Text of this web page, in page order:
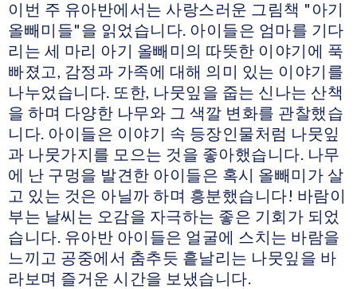
이번 주 유아반에서는 사랑스러운 그림책 "아기
올빼미들"을 읽었습니다. 아이들은 엄마를 기다
리는 세 마리 아기 올빼미의 따뜻한 이야기에 푹
빠졌고, 감정과 가족에 대해 의미 있는 이야기를
나누었습니다. 또한, 나뭇잎을 줍는 신나는 산책
을 하며 다양한 나무와 그 색깔 변화를 관찰했습
니다. 아이들은 이야기 속 등장인물처럼 나뭇잎
과 나뭇가지를 모으는 것을 좋아했습니다. 나무
에 난 구멍을 발견한 아이들은 혹시 올빼미가 살
고 있는 것은 아닐까 하며 흥분했습니다! 바람이
부는 날씨는 오감을 자극하는 좋은 기회가 되었
습니다. 유아반 아이들은 얼굴에 스치는 바람을
느끼고 공중에서 춤추듯 흩날리는 나뭇잎을 바
라보며 즐거운 시간을 보냈습니다.